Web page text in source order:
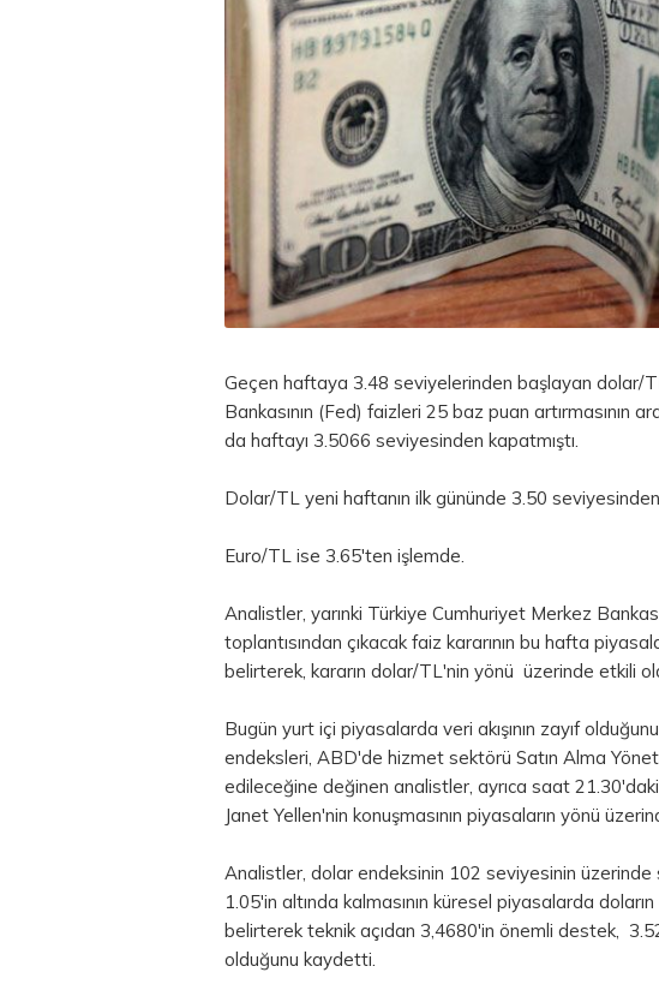
Geçen haftaya 3.48 seviyelerinden başlayan dolar/
Bankasının (Fed) faizleri 25 baz puan artırmasının
da haftayı 3.5066 seviyesinden kapatmıştı.
Dolar/TL yeni haftanın ilk gününde 3.50
Euro/TL ise 3.65'ten işlemde.
Analistler, yarınki Türkiye Cumhuriyet Merkez
toplantısından çıkacak faiz kararının bu hafta
belirterek, kararın dolar/TL'nin yönü üzerinde etkili
Bugün yurt içi piyasalarda veri akışının zayıf
endeksleri, ABD'de hizmet sektörü Satın Alma
edileceğine değinen analistler, ayrıca saat
Janet Yellen'nin konuşmasının piyasaların yönü
Analistler, dolar endeksinin 102 seviyesinin
1.05'in altında kalmasının küresel piyasalarda
belirterek teknik açıdan 3,4680'in önemli destek,
olduğunu kaydetti.